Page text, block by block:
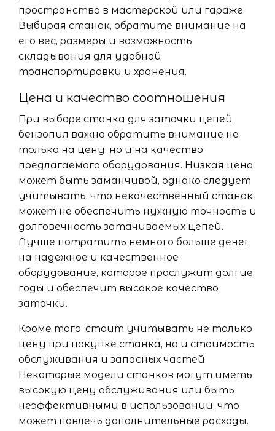
пространство в мастерской или гараже.
Выбирая станок, обратите внимание на
его вес, размеры и возможность
складывания для удобной
транспортировки и хранения.
Цена и качество соотношения
При выборе станка для заточки цепей
бензопил важно обратить внимание не
только на цену, но и на качество
предлагаемого оборудования. Низкая цена
может быть заманчивой, однако следует
учитывать, что некачественный станок
может не обеспечить нужную точность и
долговечность затачиваемых цепей.
Лучше потратить немного больше денег
на надежное и качественное
оборудование, которое прослужит долгие
годы и обеспечит высокое качество
заточки.
Кроме того, стоит учитывать не только
цену при покупке станка, но и стоимость
обслуживания и запасных частей.
Некоторые модели станков могут иметь
высокую цену обслуживания или быть
неэффективными в использовании, что
может повлечь дополнительные расходы.